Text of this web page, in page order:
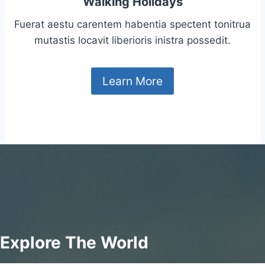
Fuerat aestu carentem habentia spectent tonitrua
mutastis locavit liberioris inistra possedit.
Learn More
Explore The World